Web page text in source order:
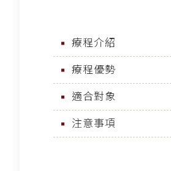
療程介紹
療程優勢
適合對象
注意事項